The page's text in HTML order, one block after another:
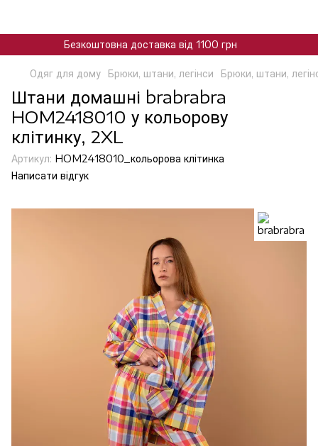
Безкоштовна доставка від 1100 грн
Одяг для дому Брюки, штани, легінси Брюки, штани,
Штани домашні brabrabra
HOM2418010 у кольорову
клітинку, 2XL
Артикул: HOM2418010_кольорова клітинка
Написати відгук